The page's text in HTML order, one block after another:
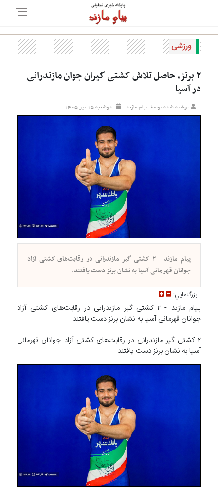
ورزشی
۲ برنز، حاصل تلاش کشتی گیران جوان مازندرانی
در آسیا
نوشته شده توسط: پیام مازند دوشنبه ۱۵ تير ۱۴۰۵
پیام مازند - ۲ کشتی گیر مازندرانی در رقابت‌های کشتی آزاد
جوانان قهرمانی آسیا به نشان برنز دست یافتند.
بزرگنمايي:
پیام مازند - ۲ کشتی گیر مازندرانی در رقابت‌های کشتی آزاد
جوانان قهرمانی آسیا به نشان برنز دست یافتند.
۲ کشتی گیر مازندرانی در رقابت‌های کشتی آزاد جوانان قهرمانی
آسیا به نشان برنز دست یافتند.